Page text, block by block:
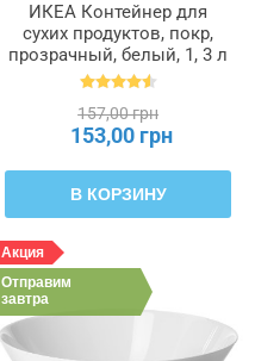
ИКЕА Контейнер для
сухих продуктов, покр,
прозрачный, белый, 1, 3 л
IKEA 365+, 800.667.23
157,00 грн
153,00 грн
В КОРЗИНУ
Акция
Отправим
завтра